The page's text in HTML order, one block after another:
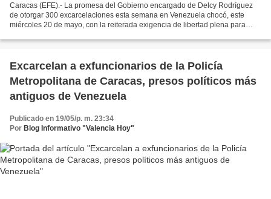
Caracas (EFE).- La promesa del Gobierno encargado de Delcy Rodríguez
de otorgar 300 excarcelaciones esta semana en Venezuela chocó, este
miércoles 20 de mayo, con la reiterada exigencia de libertad plena para
Excarcelan a exfuncionarios de la Policía
Metropolitana de Caracas, presos políticos más
antiguos de Venezuela
Publicado en 19/05/p. m. 23:34
Por Blog Informativo "Valencia Hoy"